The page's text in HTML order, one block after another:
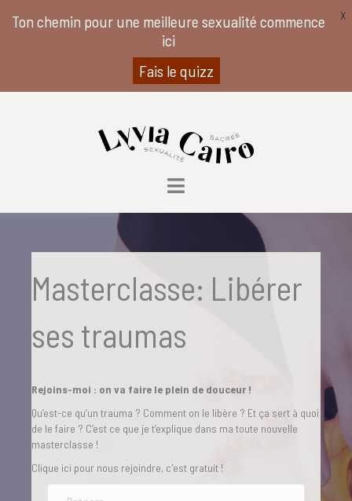
Masterclasse: Libérer
ses traumas
Rejoins-moi : on va faire le plein de douceur !
Qu’est-ce qu’un trauma ? Comment on le libère ? Et ça sert à quoi
de le faire ? C’est ce que je t’explique dans ma toute nouvelle
masterclasse !
Clique ici pour nous rejoindre, c'est gratuit !
Ton chemin pour une meilleure sexualité commence
ici
Fais le quizz
X